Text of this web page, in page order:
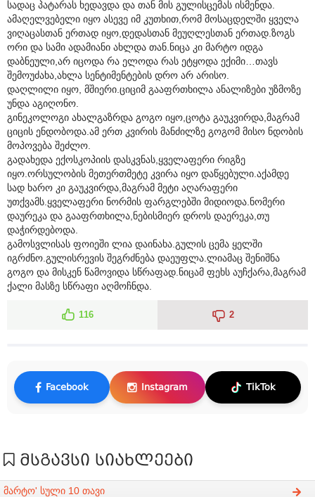
სადაც პატარას ხედავდა და თან მის გულისცემას ისმენდა.
ამაღელვებელი იყო ასევე იმ კუთხით,რომ მოსაცდელში ყველა
ვიღაცასთან ერთად იყო,დედასთან მეუღლესთან ერთად.ზოგს
ორი და სამი ადამიანი ახლდა თან.ნიცა კი მარტო იდგა
დაბნეული,არ იცოდა რა ელოდა რას ეტყოდა ექიმი…თავს
შემოუძახა,ახლა სენტიმენტების დრო არ არისო.
დაღლილი იყო, მშიერი.ციციმ გააფრთხილა ანალიზები უზმოზე
უნდა აგიღონო.
გინეკოლოგი ახალგაზრდა გოგო იყო,ცოტა გაუკვირდა,მაგრამ
ციცის ენდობოდა.ამ ერთ კვირის მანძილზე გოგომ მისო ნდობის
მოპოვება შეძლო.
გადახედა ექოსკოპიის დასკვნას,ყველაფერი რიგზე
იყო.ორსულობის მეთერთმეტე კვირა იყო დაწყებული.აქამდე
სად ხარო კი გაუკვირდა,მაგრამ მეტი აღარაფერი
უთქვამს.ყველაფერი ნორმის ფარგლებში მიდიოდა.ნომერი
დაურეკა და გააფრთხილა,ნებისმიერ დროს დაერეკა,თუ
დაჭირდებოდა.
გამოსვლისას ფოიეში ლია დაინახა.გულის ცემა ყელში
იგრძნო.გულისრევის შეგრძნება დაეუფლა.ლიამაც შენიშნა
გოგო და მისკენ წამოვიდა სწრაფად.ნიცამ ფეხს აუჩქარა,მაგრამ
ქალი მასზე სწრაფი აღმოჩნდა.
116 2
Facebook Instagram TikTok
მსგავსი სიახლეები
მარტო' სული 10 თავი